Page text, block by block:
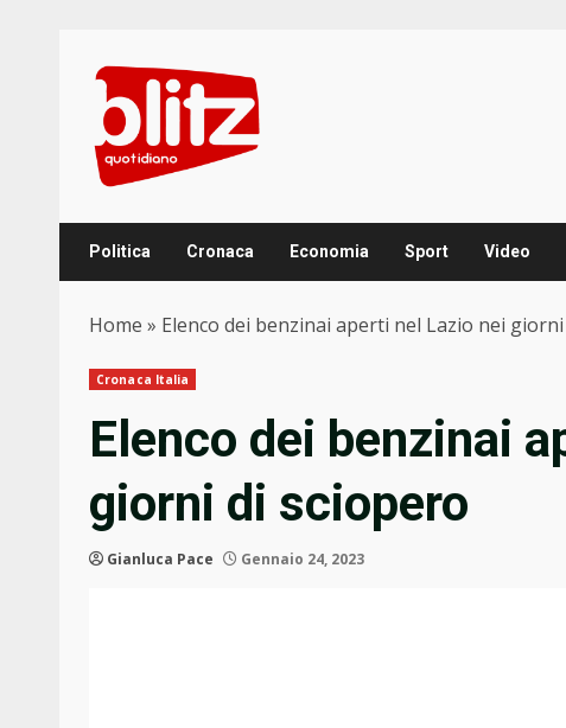
content
Politica Cronaca Economia Sport Video
Home » Elenco dei benzinai aperti nel Lazio nei
Cronaca Italia
Elenco dei benzinai
giorni di sciopero
Gianluca Pace Gennaio 24, 2023